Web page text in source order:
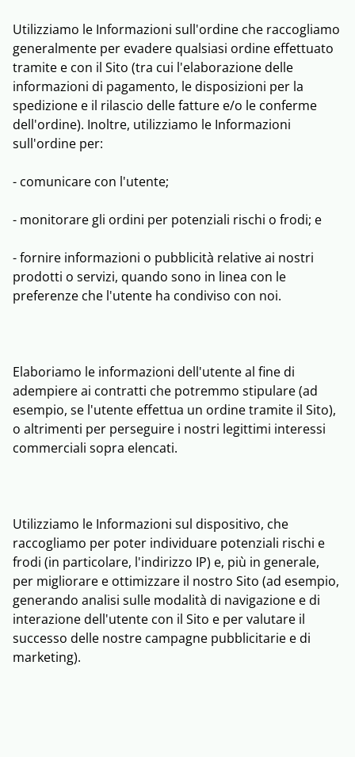
Utilizziamo le Informazioni sull'ordine che raccogliamo
generalmente per evadere qualsiasi ordine effettuato
tramite e con il Sito (tra cui l'elaborazione delle
informazioni di pagamento, le disposizioni per la
spedizione e il rilascio delle fatture e/o le conferme
dell'ordine). Inoltre, utilizziamo le Informazioni
sull'ordine per:
- comunicare con l'utente;
- monitorare gli ordini per potenziali rischi o frodi; e
- fornire informazioni o pubblicità relative ai nostri
prodotti o servizi, quando sono in linea con le
preferenze che l'utente ha condiviso con noi.
Elaboriamo le informazioni dell'utente al fine di
adempiere ai contratti che potremmo stipulare (ad
esempio, se l'utente effettua un ordine tramite il Sito),
o altrimenti per perseguire i nostri legittimi interessi
commerciali sopra elencati.
Utilizziamo le Informazioni sul dispositivo, che
raccogliamo per poter individuare potenziali rischi e
frodi (in particolare, l'indirizzo IP) e, più in generale,
per migliorare e ottimizzare il nostro Sito (ad esempio,
generando analisi sulle modalità di navigazione e di
interazione dell'utente con il Sito e per valutare il
successo delle nostre campagne pubblicitarie e di
marketing).